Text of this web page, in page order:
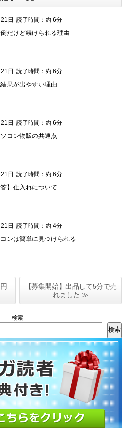
日 読了時間：約 6分
だけど続けられる理由
日 読了時間：約 6分
果が出やすい理由
日 読了時間：約 6分
コン物販の共通点
日 読了時間：約 6分
答】仕入れについて
日 読了時間：約 4分
ンは簡単に見つけられる
【募集開始】出品して5分で売
れました ≫
検索
検索